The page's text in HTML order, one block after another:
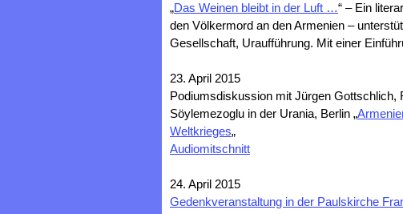
„Das Weinen bleibt in der Luft …“ – Ein
den Völkermord an den Armenien –
Gesellschaft, Uraufführung. Mit einer
23. April 2015
Podiumsdiskussion mit Jürgen Gottschlich,
Söylemezoglu in der Urania, Berlin „
Weltkrieges„
Audiomitschnitt
24. April 2015
Gedenkveranstaltung in der Paulskirche